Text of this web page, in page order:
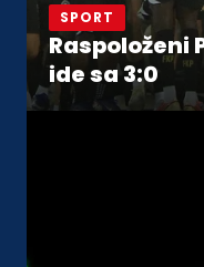
SPORT
Raspoloženi
ide sa 3:0